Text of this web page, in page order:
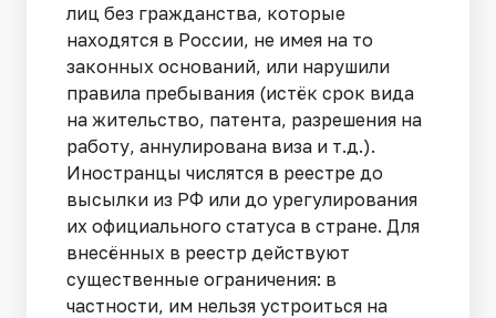
лиц без гражданства, которые
находятся в России, не имея на то
законных оснований, или нарушили
правила пребывания (истёк срок вида
на жительство, патента, разрешения на
работу, аннулирована виза и т.д.).
Иностранцы числятся в реестре до
высылки из РФ или до урегулирования
их официального статуса в стране. Для
внесённых в реестр действуют
существенные ограничения: в
частности, им нельзя устроиться на